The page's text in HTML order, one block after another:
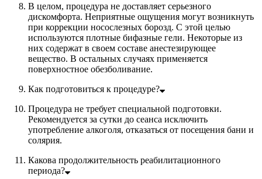
В целом, процедура не доставляет серьезного
дискомфорта. Неприятные ощущения могут возникнуть
при коррекции носослезных борозд. С этой целью
используются плотные бифазные гели. Некоторые из
них содержат в своем составе анестезирующее
вещество. В остальных случаях применяется
поверхностное обезболивание.
Как подготовиться к процедуре?
Процедура не требует специальной подготовки.
Рекомендуется за сутки до сеанса исключить
употребление алкоголя, отказаться от посещения бани и
солярия.
Какова продолжительность реабилитационного
периода?